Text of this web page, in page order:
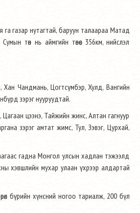
газар нутагтай, баруун талаараа Матад
төв нь аймгийн төвөөс 356км, нийслэл
Хан Чандмань, Цогтсүмбэр, Хулд, Вангийн
зэрэг нууруудтай.
цээнэ, Тайжийн жинс, Алтан гагнуур
зэрэг амтат жимс, Тул, Зэвэг, Цурхай,
гадна Монгол улсын хадлан тэжээлд
хэвшлийн мухар улаан үхрээр алдартай
бүрийн хүнсний ногоо тариалж, 200 бүл